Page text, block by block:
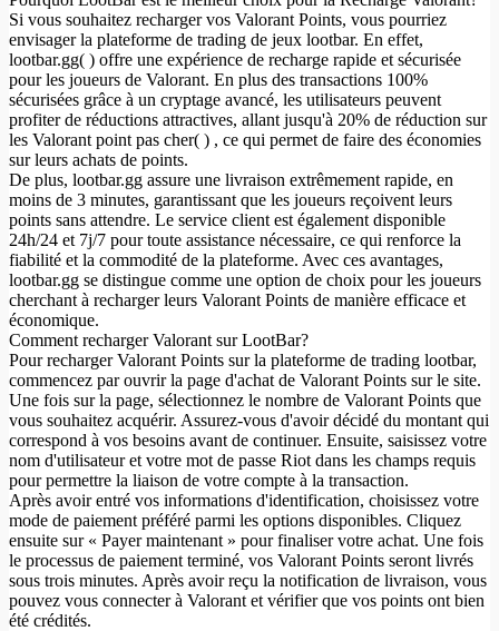
Si vous souhaitez recharger vos Valorant Points, vous pourriez
envisager la plateforme de trading de jeux lootbar. En effet,
lootbar.gg( ) offre une expérience de recharge rapide et sécurisée
pour les joueurs de Valorant. En plus des transactions 100%
sécurisées grâce à un cryptage avancé, les utilisateurs peuvent
profiter de réductions attractives, allant jusqu'à 20% de réduction sur
les Valorant point pas cher( ) , ce qui permet de faire des économies
sur leurs achats de points.
De plus, lootbar.gg assure une livraison extrêmement rapide, en
moins de 3 minutes, garantissant que les joueurs reçoivent leurs
points sans attendre. Le service client est également disponible
24h/24 et 7j/7 pour toute assistance nécessaire, ce qui renforce la
fiabilité et la commodité de la plateforme. Avec ces avantages,
lootbar.gg se distingue comme une option de choix pour les joueurs
cherchant à recharger leurs Valorant Points de manière efficace et
économique.
Comment recharger Valorant sur LootBar?
Pour recharger Valorant Points sur la plateforme de trading lootbar,
commencez par ouvrir la page d'achat de Valorant Points sur le site.
Une fois sur la page, sélectionnez le nombre de Valorant Points que
vous souhaitez acquérir. Assurez-vous d'avoir décidé du montant qui
correspond à vos besoins avant de continuer. Ensuite, saisissez votre
nom d'utilisateur et votre mot de passe Riot dans les champs requis
pour permettre la liaison de votre compte à la transaction.
Après avoir entré vos informations d'identification, choisissez votre
mode de paiement préféré parmi les options disponibles. Cliquez
ensuite sur « Payer maintenant » pour finaliser votre achat. Une fois
le processus de paiement terminé, vos Valorant Points seront livrés
sous trois minutes. Après avoir reçu la notification de livraison, vous
pouvez vous connecter à Valorant et vérifier que vos points ont bien
été crédités.